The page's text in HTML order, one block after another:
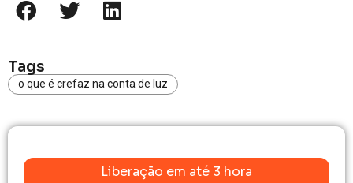
Tags
o que é crefaz na conta de luz
Liberação em até 3 hora